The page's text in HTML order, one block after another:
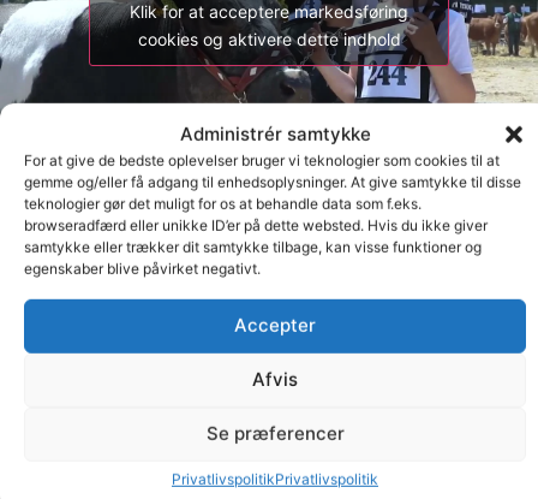
Administrér samtykke
For at give de bedste oplevelser bruger vi teknologier som cookies til at
gemme og/eller få adgang til enhedsoplysninger. At give samtykke til disse
teknologier gør det muligt for os at behandle data som f.eks.
browseradfærd eller unikke ID’er på dette websted. Hvis du ikke giver
samtykke eller trækker dit samtykke tilbage, kan visse funktioner og
egenskaber blive påvirket negativt.
Accepter
Afvis
Se præferencer
PrivatlivspolitikPrivatlivspolitik
Klik for at acceptere markedsføring
cookies og aktivere dette indhold
Brønderslev: +4596574700